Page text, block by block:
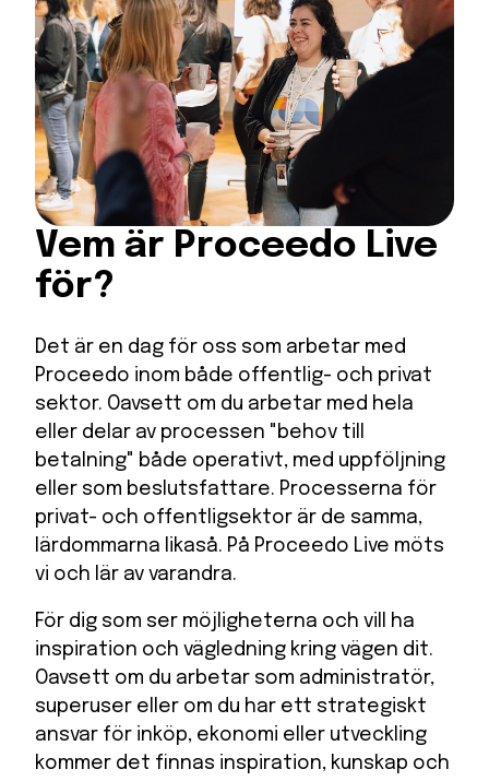
Vem är Proceedo Live
för?
Det är en dag för oss som arbetar med
Proceedo inom både offentlig- och privat
sektor. Oavsett om du arbetar med hela
eller delar av processen "behov till
betalning" både operativt, med uppföljning
eller som beslutsfattare. Processerna för
privat- och offentligsektor är de samma,
lärdommarna likaså. På Proceedo Live möts
vi och lär av varandra.
För dig som ser möjligheterna och vill ha
inspiration och vägledning kring vägen dit.
Oavsett om du arbetar som administratör,
superuser eller om du har ett strategiskt
ansvar för inköp, ekonomi eller utveckling
kommer det finnas inspiration, kunskap och